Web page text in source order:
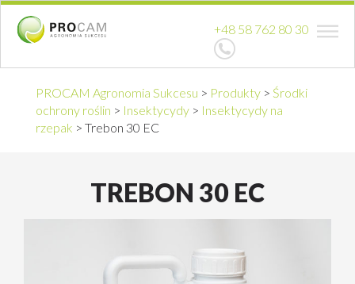
+48 58 762 80 30
PROCAM Agronomia Sukcesu > Produkty > Środki
ochrony roślin > Insektycydy > Insektycydy na
rzepak > Trebon 30 EC
TREBON 30 EC